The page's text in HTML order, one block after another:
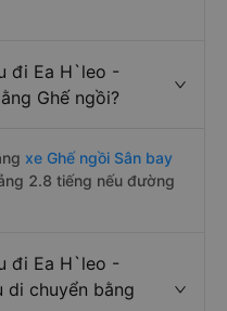
đi Ea H`leo -
Ghế ngồi?
xe Ghế ngồi Sân bay
2.8 tiếng nếu đường
đi Ea H`leo -
di chuyển bằng